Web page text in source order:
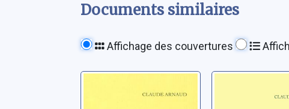
Documents similaires
Affichage des couvertures
tes frères ?